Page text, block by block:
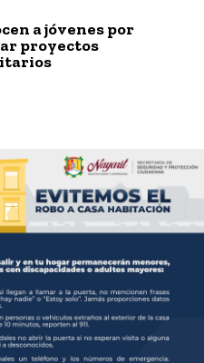
a jóvenes por
proyectos